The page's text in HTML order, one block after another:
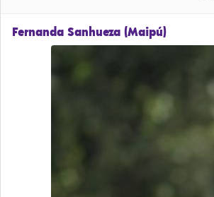
Fernanda Sanhueza (Maipú)